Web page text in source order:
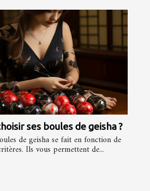
ses boules de geisha ?
de geisha se fait en fonction de
Ils vous permettent de...